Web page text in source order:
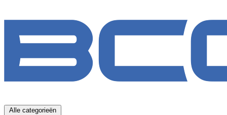
Alle categorieën